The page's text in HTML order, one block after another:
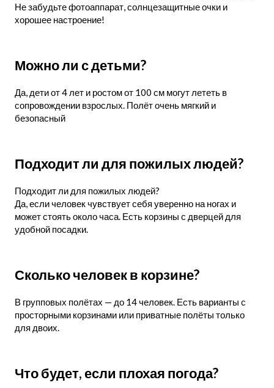
Не забудьте фотоаппарат, солнцезащитные очки и
хорошее настроение!
Можно ли с детьми?
Да, дети от 4 лет и ростом от 100 см могут лететь в
сопровождении взрослых. Полёт очень мягкий и
безопасный
Подходит ли для пожилых людей?
Подходит ли для пожилых людей?
Да, если человек чувствует себя уверенно на ногах и
может стоять около часа. Есть корзины с дверцей для
удобной посадки.
Сколько человек в корзине?
В групповых полётах — до 14 человек. Есть варианты с
просторными корзинами или приватные полёты только
для двоих.
Что будет, если плохая погода?